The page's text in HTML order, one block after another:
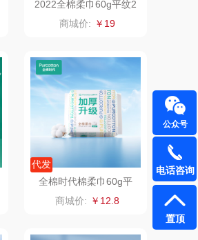
2022全棉柔巾60g平纹2
00mm*200mm,50片/包
商城价: ￥19
代发
全棉时代棉柔巾60g平
纹，200mm*200mm20
片/包
商城价: ￥12.8
公众号
电话咨询
置顶